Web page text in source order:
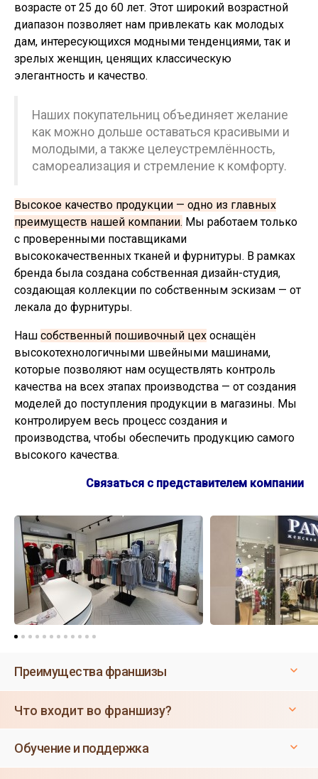
возрасте от 25 до 60 лет. Этот широкий возрастной
диапазон позволяет нам привлекать как молодых
дам, интересующихся модными тенденциями, так и
зрелых женщин, ценящих классическую
элегантность и качество.
Наших покупательниц объединяет желание
как можно дольше оставаться красивыми и
молодыми, а также целеустремлённость,
самореализация и стремление к комфорту.
Высокое качество продукции — одно из главных
преимуществ нашей компании. Мы работаем только
с проверенными поставщиками
высококачественных тканей и фурнитуры. В рамках
бренда была создана собственная дизайн-студия,
создающая коллекции по собственным эскизам — от
лекала до фурнитуры.
Наш собственный пошивочный цех оснащён
высокотехнологичными швейными машинами,
которые позволяют нам осуществлять контроль
качества на всех этапах производства — от создания
моделей до поступления продукции в магазины. Мы
контролируем весь процесс создания и
производства, чтобы обеспечить продукцию самого
высокого качества.
Связаться с представителем компании
Преимущества франшизы
Что входит во франшизу?
Обучение и поддержка